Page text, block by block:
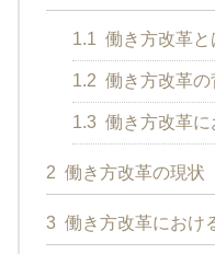
1.1 働き方改革と
1.2 働き方改革の
1.3 働き方改革
2 働き方改革の現状
3 働き方改革におけ